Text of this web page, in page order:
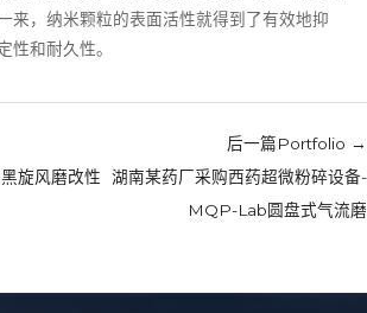
来，纳米颗粒的表面活性就得到了有效地抑
性和耐久性。
旋风磨改性
后一篇Portfolio →
湖南某药厂采购西药超微粉碎设备-
MQP-Lab圆盘式气流磨